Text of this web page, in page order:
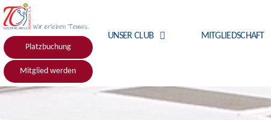
Platzbuchung
Mitglied werden
UNSER CLUB MITGLIEDSCHAFT